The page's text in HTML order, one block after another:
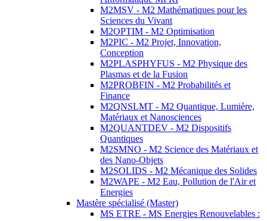
M2MSV - M2 Mathématiques pour les
Sciences du Vivant
M2OPTIM - M2 Optimisation
M2PIC - M2 Projet, Innovation,
Conception
M2PLASPHYFUS - M2 Physique des
Plasmas et de la Fusion
M2PROBFIN - M2 Probabilités et
Finance
M2QNSLMT - M2 Quantique, Lumière,
Matériaux et Nanosciences
M2QUANTDEV - M2 Dispositifs
Quantiques
M2SMNO - M2 Science des Matériaux et
des Nano-Objets
M2SOLIDS - M2 Mécanique des Solides
M2WAPE - M2 Eau, Pollution de l'Air et
Energies
Mastère spécialisé (Master)
MS ETRE - MS Energies Renouvelables :